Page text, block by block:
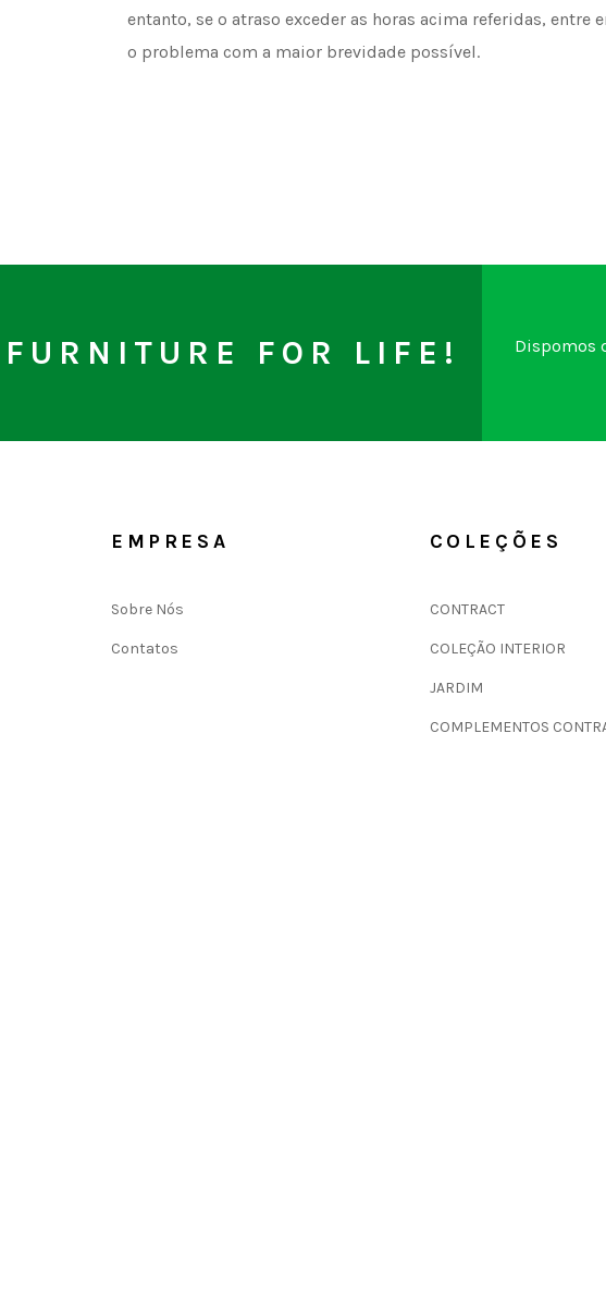
entanto, se o atraso exceder as horas acima referidas,
o problema com a maior brevidade possível.
FURNITURE FOR LIFE! Dispomos
EMPRESA
Sobre Nós
Contatos
COLEÇÕES
CONTRACT
COLEÇÃO INTERIOR
JARDIM
COMPLEMENTOS